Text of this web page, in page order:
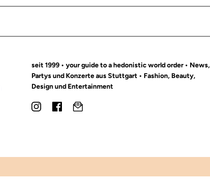
seit 1999 • your guide to a hedonistic world order • News,
Partys und Konzerte aus Stuttgart • Fashion, Beauty,
Design und Entertainment